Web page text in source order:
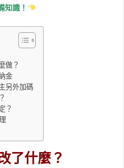
知識！
做？
金
另外加碼
？
了什麼？